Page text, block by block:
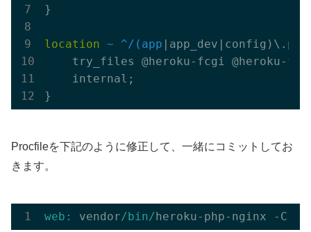
}
location ~ ^/(app
try_files @heroku-fcgi @heroku-
    internal;
Procfileを下記のように修正して、一緒にコミットしてお
きます。
web: vendor/bin/heroku-php-nginx -C